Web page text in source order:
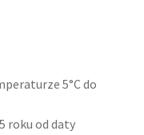
5°C do
roku od daty